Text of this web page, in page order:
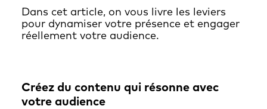
Dans cet article, on vous livre les leviers
pour dynamiser votre présence et engager
réellement votre audience.
Créez du contenu qui résonne avec
votre audience